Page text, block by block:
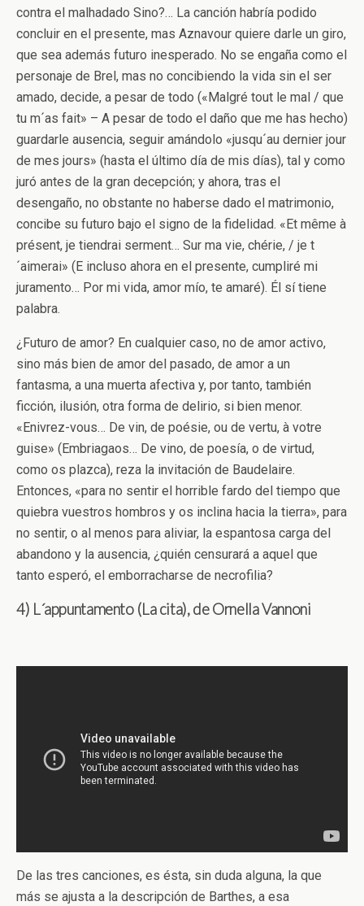
contra el malhadado Sino?… La canción habría podido
concluir en el presente, mas Aznavour quiere darle un giro,
que sea además futuro inesperado. No se engaña como el
personaje de Brel, mas no concibiendo la vida sin el ser
amado, decide, a pesar de todo («Malgré tout le mal / que
tu m´as fait» – A pesar de todo el daño que me has hecho)
guardarle ausencia, seguir amándolo «jusqu´au dernier jour
de mes jours» (hasta el último día de mis días), tal y como
juró antes de la gran decepción; y ahora, tras el
desengaño, no obstante no haberse dado el matrimonio,
concibe su futuro bajo el signo de la fidelidad. «Et même à
présent, je tiendrai serment… Sur ma vie, chérie, / je t
´aimerai» (E incluso ahora en el presente, cumpliré mi
juramento… Por mi vida, amor mío, te amaré). Él sí tiene
palabra.
¿Futuro de amor? En cualquier caso, no de amor activo,
sino más bien de amor del pasado, de amor a un
fantasma, a una muerta afectiva y, por tanto, también
ficción, ilusión, otra forma de delirio, si bien menor.
«Enivrez-vous… De vin, de poésie, ou de vertu, à votre
guise» (Embriagaos… De vino, de poesía, o de virtud,
como os plazca), reza la invitación de Baudelaire.
Entonces, «para no sentir el horrible fardo del tiempo que
quiebra vuestros hombros y os inclina hacia la tierra», para
no sentir, o al menos para aliviar, la espantosa carga del
abandono y la ausencia, ¿quién censurará a aquel que
tanto esperó, el emborracharse de necrofilia?
4) L´appuntamento (La cita), de Ornella Vannoni
De las tres canciones, es ésta, sin duda alguna, la que
más se ajusta a la descripción de Barthes, a esa